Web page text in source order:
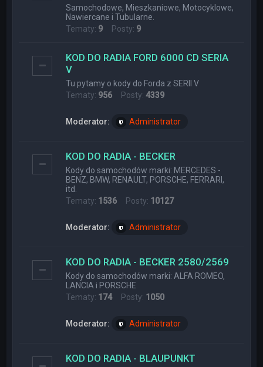
Samochodowe, Mieszkaniowe, Motocyklowe,
Nawiercane i Tubularne.
Tematy: 9 Posty: 9
KOD DO RADIA FORD 6000 CD SERIA
V
Tu pytamy o kody do Forda z SERII V
Tematy: 956 Posty:4339
Moderator: Administrator
KOD DO RADIA - BECKER
Kody do samochodów marki: MERCEDES -
BENZ, BMW, RENAULT, PORSCHE, FERRARI,
itd.
Tematy: 1536 Posty: 10127
Moderator: Administrator
KOD DO RADIA - BECKER 2580/2569
Kody do samochodów marki: ALFA ROMEO,
LANCIA i PORSCHE
Tematy: 174Posty: 1050
Moderator: Administrator
KOD DO RADIA - BLAUPUNKT